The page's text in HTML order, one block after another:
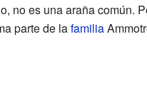
no es una araña común.
parte de lafamilia